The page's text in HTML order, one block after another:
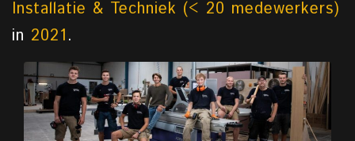
Installatie & Techniek (< 20 medewerkers)
in 2021.